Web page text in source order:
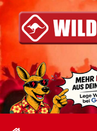
Inhalt
springen